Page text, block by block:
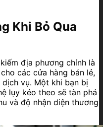
Khi Bỏ Qua
địa phương chính là
các cửa hàng bán lẻ,
vụ. Một khi bạn bị
lụy kéo theo sẽ tàn phá
và độ nhận diện thương